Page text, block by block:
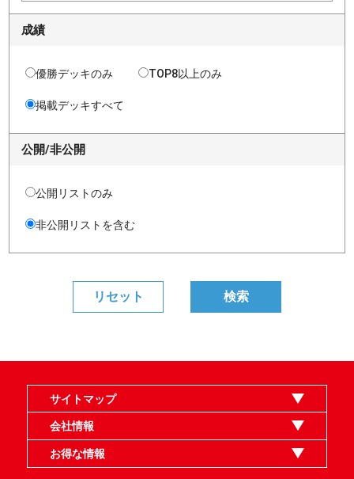
成績
優勝デッキのみ TOP8以上のみ
掲載デッキすべて
公開/非公開
公開リストのみ
非公開リストを含む
サイトマップ
オンラインショップ
買取
記事
選手一覧
デッキ検索
デッキ構築
イベント・大会
店舗のご案内
お問い合わせ
ヘルプ
FAQ
会社情報
利用規約
スタッフ募集
特定商取引法表示
個人情報保護指針
企業情報
お得な情報